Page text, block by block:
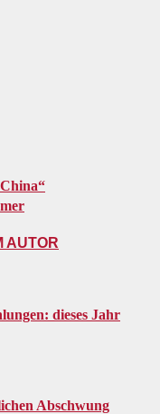
AUTOR
dieses Jahr
Abschwung